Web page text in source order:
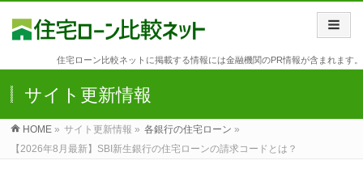
住宅ローン比較ネットに掲載する情報には金融機関のPR情報が含まれます。
サイト更新情報
HOME » サイト更新情報 » 各銀行の住宅ローン »
【2026年8月最新】SBI新生銀行の住宅ローンの請求コードとは？